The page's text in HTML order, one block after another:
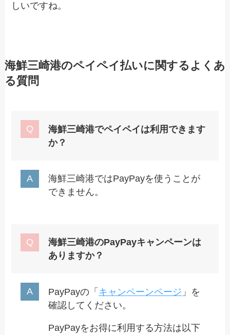
しいですね。
海鮮三崎港のペイペイ払いに関するよくあ
る質問
海鮮三崎港でペイペイは利用できます
か？
海鮮三崎港ではPayPayを使うことが
できません。
海鮮三崎港のPayPayキャンペーンは
ありますか？
PayPayの「 キャンペーンページ 」を
確認してください。
PayPayをお得に利用する方法は以下